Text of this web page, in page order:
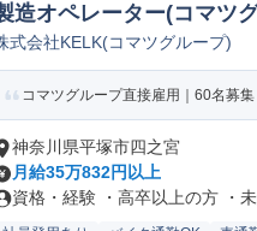
造オペレーター(コマツ
式会社KELK(コマツグループ)
コマツグループ直接雇用｜60名募
神奈川県平塚市四之宮
月給35万832円以上
資格・経験 ・高卒以上の方 ・